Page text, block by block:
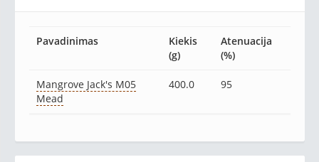
Pavadinimas
Kiekis
(g)
Atenuacija
(%)
Mangrove Jack's M05
Mead
400.0 95